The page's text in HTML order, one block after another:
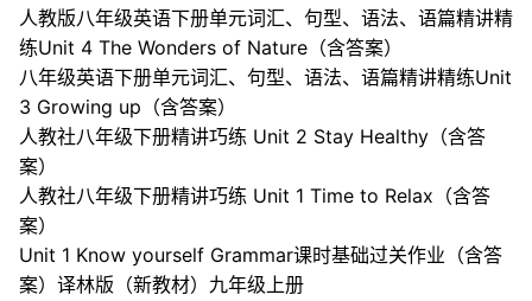
人教版八年级英语下册单元词汇、句型、语法、语篇精讲精
练Unit 4 The Wonders of Nature（含答案）
八年级英语下册单元词汇、句型、语法、语篇精讲精练Unit
3 Growing up（含答案）
人教社八年级下册精讲巧练 Unit 2 Stay Healthy（含答
案）
人教社八年级下册精讲巧练 Unit 1 Time to Relax（含答
案）
Unit 1 Know yourself Grammar课时基础过关作业（含答
案）译林版（新教材）九年级上册